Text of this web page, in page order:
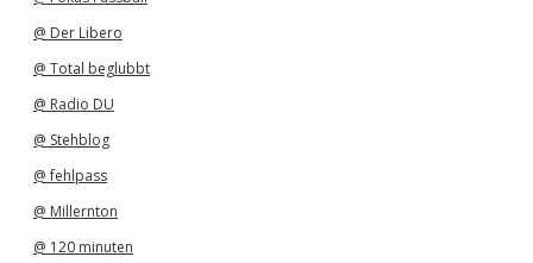
@ Der Libero
@ Total beglubbt
@ Radio DU
@ Stehblog
@ fehlpass
@ Millernton
@ 120 minuten